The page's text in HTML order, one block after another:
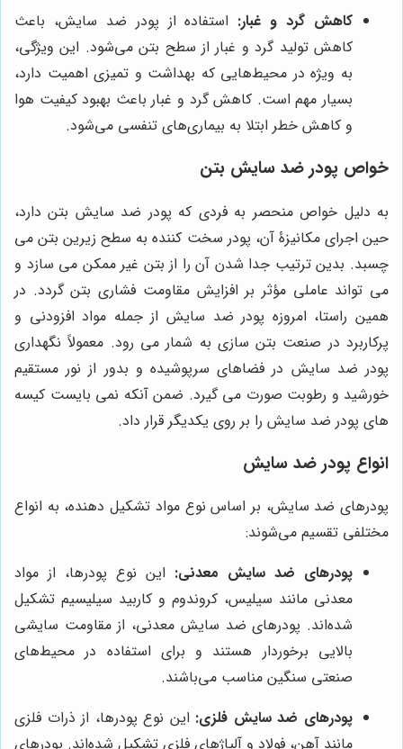
کاهش گرد و غبار: استفاده از پودر ضد سایش، باعث
کاهش تولید گرد و غبار از سطح بتن می‌شود. این ویژگی،
به ویژه در محیط‌هایی که بهداشت و تمیزی اهمیت دارد،
بسیار مهم است. کاهش گرد و غبار باعث بهبود کیفیت هوا
و کاهش خطر ابتلا به بیماری‌های تنفسی می‌شود.
خواص پودر ضد سایش بتن
به دلیل خواص منحصر به فردی که پودر ضد سایش بتن دارد،
حین اجرای مکانیزۀ آن، پودر سخت کننده به سطح زیرین بتن می
چسبد. بدین ترتیب جدا شدن آن را از بتن غیر ممکن می سازد و
می تواند عاملی مؤثر بر افزایش مقاومت فشاری بتن گردد. در
همین راستا، امروزه پودر ضد سایش از جمله مواد افزودنی و
پرکاربرد در صنعت بتن سازی به شمار می رود. معمولاً نگهداری
پودر ضد سایش در فضاهای سرپوشیده و بدور از نور مستقیم
خورشید و رطوبت صورت می گیرد. ضمن آنکه نمی بایست کیسه
های پودر ضد سایش را بر روی یکدیگر قرار داد.
انواع پودر ضد سایش
پودرهای ضد سایش، بر اساس نوع مواد تشکیل دهنده، به انواع
مختلفی تقسیم می‌شوند:
پودرهای ضد سایش معدنی: این نوع پودرها، از مواد
معدنی مانند سیلیس، کروندوم و کاربید سیلیسیم تشکیل
شده‌اند. پودرهای ضد سایش معدنی، از مقاومت سایشی
بالایی برخوردار هستند و برای استفاده در محیط‌های
صنعتی سنگین مناسب می‌باشند.
پودرهای ضد سایش فلزی: این نوع پودرها، از ذرات فلزی
مانند آهن، فولاد و آلیاژهای فلزی تشکیل شده‌اند. پودرهای